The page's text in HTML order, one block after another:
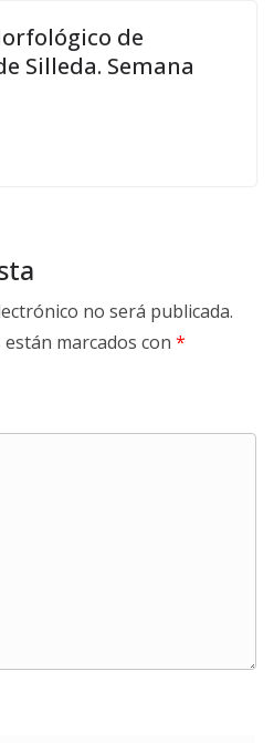
de
Silleda. Semana
no será publicada.
marcados con *